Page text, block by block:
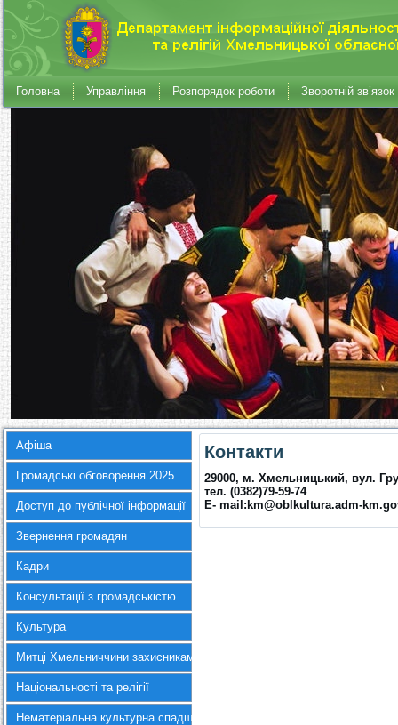
Головна Управління Розпорядок роботи Зворотній зв’язок
Афіша
Громадські обговорення 2025
Доступ до публічної інформації
Звернення громадян
Кадри
Консультації з громадськістю
Культура
Митці Хмельниччини захисникам України
Національності та релігії
Нематеріальна культурна спадщина
Контакти
29000, м. Хмельницький, вул.
тел. (0382)79-59-74
E- mail:km@oblkultura.adm-